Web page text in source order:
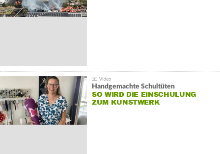
Handgemachte Schultüten
SO WIRD DIE EINSCHULUNG
ZUM KUNSTWERK